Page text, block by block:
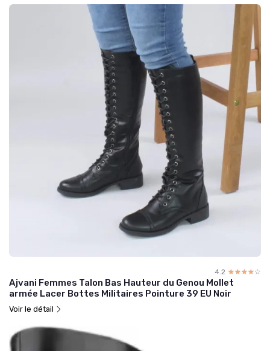
4.2 ☆☆☆☆☆
★★★★★
Ajvani Femmes Talon Bas Hauteur du Genou Mollet
armée Lacer Bottes Militaires Pointure 39 EU Noir
Voir le détail